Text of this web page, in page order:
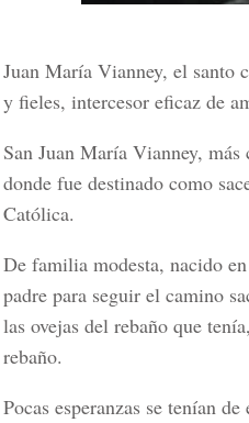
Juan María Vianney, el santo
y fieles, intercesor eficaz de
San Juan María Vianney,
donde fue destinado como
Católica.
De familia modesta, nacido
padre para seguir el camino
las ovejas del rebaño que
rebaño.
Pocas esperanzas se tenían